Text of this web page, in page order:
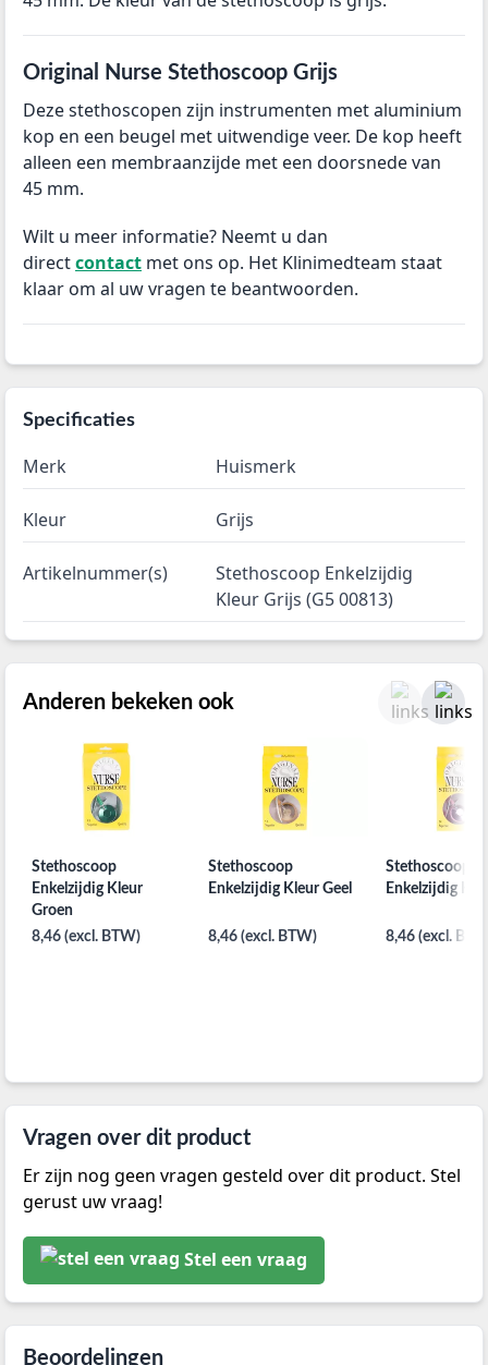
Original Nurse Stethoscoop Grijs
Deze stethoscopen zijn instrumenten met aluminium
kop en een beugel met uitwendige veer. De kop heeft
alleen een membraanzijde met een doorsnede van
45 mm.
Wilt u meer informatie? Neemt u dan
directcontact met ons op. Het Klinimedteam staat
klaar om al uw vragen te beantwoorden.
Specificaties
Merk Huismerk
Kleur Grijs
Artikelnummer(s)
Stethoscoop Enkelzijdig
Kleur Grijs (G5 00813)
Anderen bekeken ook
Stethoscoop
Enkelzijdig Kleur
Groen
8,46 (excl. BTW)
Stethoscoop
Enkelzijdig Kleur Geel
8,46 (excl. BTW)
Stethoscoop
Enkelzijdig
8,46 (excl.
Vragen over dit product
Er zijn nog geen vragen gesteld over dit product. Stel
gerust uw vraag!
Stel een vraag
Beoordelingen